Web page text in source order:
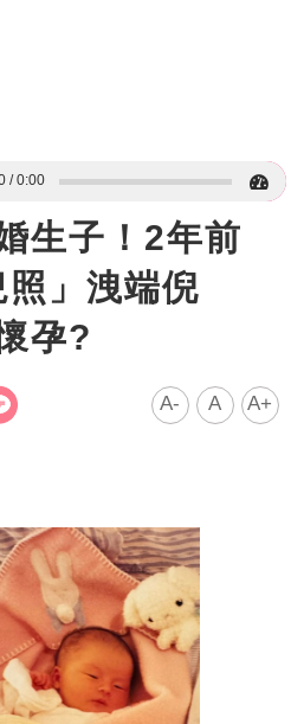
0:00
生子！2年前
照」洩端倪
孕?
A- A A+